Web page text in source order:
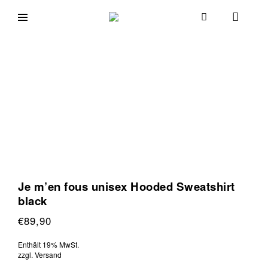
Je m’en fous unisex Hooded Sweatshirt
black
€89,90
Enthält 19% MwSt.
zzgl. Versand